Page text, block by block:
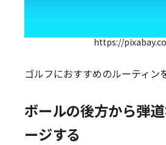
https://
ゴルフにおすすめのルーティン
ボールの後方から弾
ージする